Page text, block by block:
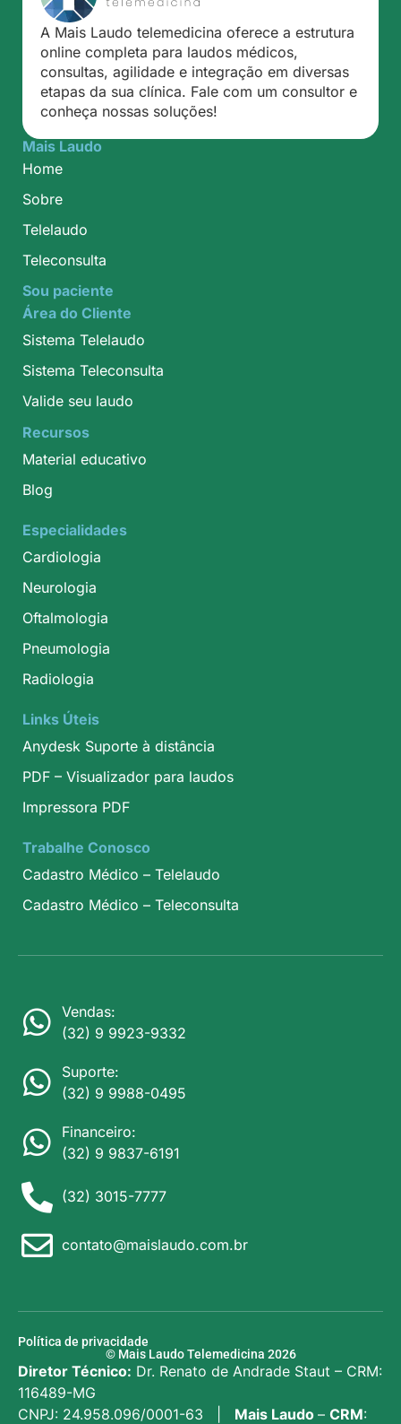
A Mais Laudo telemedicina oferece a estrutura
online completa para laudos médicos,
consultas, agilidade e integração em diversas
etapas da sua clínica. Fale com um consultor e
conheça nossas soluções!
Mais Laudo
Home
Sobre
Telelaudo
Teleconsulta
Sou paciente
Área do Cliente
Sistema Telelaudo
Sistema Teleconsulta
Valide seu laudo
Recursos
Material educativo
Blog
Especialidades
Cardiologia
Neurologia
Oftalmologia
Pneumologia
Radiologia
Links Úteis
Anydesk Suporte à distância
PDF – Visualizador para laudos
Impressora PDF
Trabalhe Conosco
Cadastro Médico – Telelaudo
Cadastro Médico – Teleconsulta
Vendas:
(32) 9 9923-9332
Suporte:
(32) 9 9988-0495
Financeiro:
(32) 9 9837-6191
(32) 3015-7777
contato@maislaudo.com.br
Diretor Técnico: Dr. Renato de Andrade Staut – CRM:
116489-MG
CNPJ: 24.958.096/0001-63 | Mais Laudo – CRM:
Política de privacidade
© Mais Laudo Telemedicina 2026